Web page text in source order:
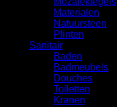
Materialen
Natuursteen
Plinten
Sanitair
Baden
Badmeubels
Douches
Toiletten
Kranen